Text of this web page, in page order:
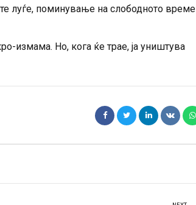
луѓе, поминување на слободното време
измама. Но, кога ќе трае, ја уништува